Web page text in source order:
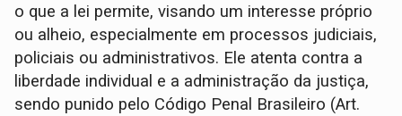
o que a lei permite, visando um interesse próprio
ou alheio, especialmente em processos judiciais,
policiais ou administrativos. Ele atenta contra a
liberdade individual e a administração da justiça,
sendo punido pelo Código Penal Brasileiro (Art.